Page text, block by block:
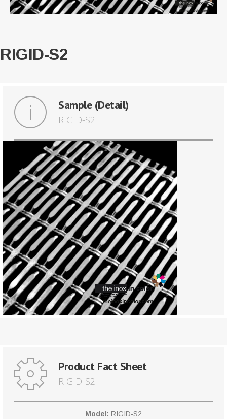
RIGID-S2
Sample (Detail)
RIGID-S2
Product Fact Sheet
RIGID-S2
Model: RIGID-S2